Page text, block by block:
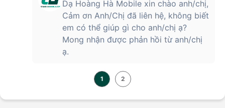
Dạ Hoàng Hà Mobile xin chào anh/chị,
Cảm ơn Anh/Chị đã liên hệ, không biết
em có thể giúp gì cho anh/chị ạ?
Mong nhận được phản hồi từ anh/chị
ạ.
1 2